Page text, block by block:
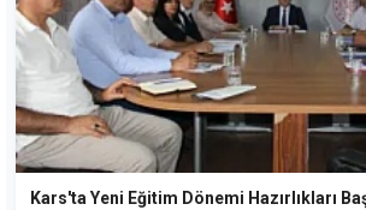
Kars'ta Yeni Eğitim Dönemi Hazırlıkları